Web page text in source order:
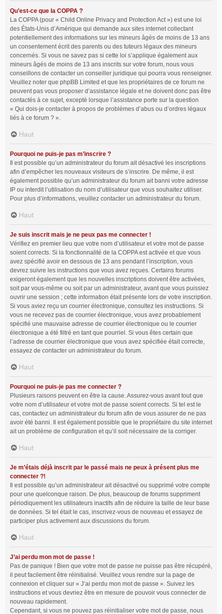
Qu’est-ce que la COPPA ?
La COPPA (pour « Child Online Privacy and Protection Act ») est une loi
des États-Unis d’Amérique qui demande aux sites internet collectant
potentiellement des informations sur les mineurs âgés de moins de 13 ans
un consentement écrit des parents ou des tuteurs légaux des mineurs
concernés. Si vous ne savez pas si cette loi s’applique également aux
mineurs âgés de moins de 13 ans inscrits sur votre forum, nous vous
conseillons de contacter un conseiller juridique qui pourra vous renseigner.
Veuillez noter que phpBB Limited et que les propriétaires de ce forum ne
peuvent pas vous proposer d’assistance légale et ne doivent donc pas être
contactés à ce sujet, excepté lorsque l’assistance porte sur la question
« Qui dois-je contacter à propos de problèmes d’abus ou d’ordres légaux
liés à ce forum ? ».
Haut
Pourquoi ne puis-je pas m’inscrire ?
Il est possible qu’un administrateur du forum ait désactivé les inscriptions
afin d’empêcher les nouveaux visiteurs de s’inscrire. De même, il est
également possible qu’un administrateur du forum ait banni votre adresse
IP ou interdit l’utilisation du nom d’utilisateur que vous souhaitez utiliser.
Pour plus d’informations, veuillez contacter un administrateur du forum.
Haut
Je suis inscrit mais je ne peux pas me connecter !
Vérifiez en premier lieu que votre nom d’utilisateur et votre mot de passe
soient corrects. Si la fonctionnalité de la COPPA est activée et que vous
avez spécifié avoir en dessous de 13 ans pendant l’inscription, vous
devrez suivre les instructions que vous avez reçues. Certains forums
exigeront également que les nouvelles inscriptions doivent être activées,
soit par vous-même ou soit par un administrateur, avant que vous puissiez
ouvrir une session ; cette information était présente lors de votre inscription.
Si vous aviez reçu un courrier électronique, consultez les instructions. Si
vous ne recevez pas de courrier électronique, vous avez probablement
spécifié une mauvaise adresse de courrier électronique ou le courrier
électronique a été filtré en tant que pourriel. Si vous êtes certain que
l’adresse de courrier électronique que vous avez spécifiée était correcte,
essayez de contacter un administrateur du forum.
Haut
Pourquoi ne puis-je pas me connecter ?
Plusieurs raisons peuvent en être la cause. Assurez-vous avant tout que
votre nom d’utilisateur et votre mot de passe soient corrects. Si tel est le
cas, contactez un administrateur du forum afin de vous assurer de ne pas
avoir été banni. Il est également possible que le propriétaire du site internet
ait un problème de configuration et qu’il soit nécessaire de la corriger.
Haut
Je m’étais déjà inscrit par le passé mais ne peux à présent plus me
connecter ?!
Il est possible qu’un administrateur ait désactivé ou supprimé votre compte
pour une quelconque raison. De plus, beaucoup de forums suppriment
périodiquement les utilisateurs inactifs afin de réduire la taille de leur base
de données. Si tel était le cas, inscrivez-vous de nouveau et essayez de
participer plus activement aux discussions du forum.
Haut
J’ai perdu mon mot de passe !
Pas de panique ! Bien que votre mot de passe ne puisse pas être récupéré,
il peut facilement être réinitialisé. Veuillez vous rendre sur la page de
connexion et cliquer sur « J’ai perdu mon mot de passe ». Suivez les
instructions et vous devriez être en mesure de pouvoir vous connecter de
nouveau rapidement.
Cependant, si vous ne pouvez pas réinitialiser votre mot de passe, nous